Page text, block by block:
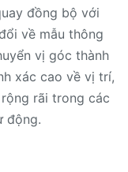
đồng bộ với
về mẫu thông
vị góc thành
xác cao về vị trí,
rãi trong các
động.